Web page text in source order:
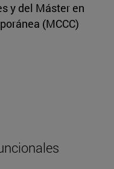
y del Máster en
(MCCC)